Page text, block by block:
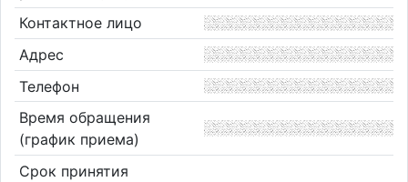
Контактное лицо
Адрес
Телефон
Время обращения
(график приема)
Срок принятия